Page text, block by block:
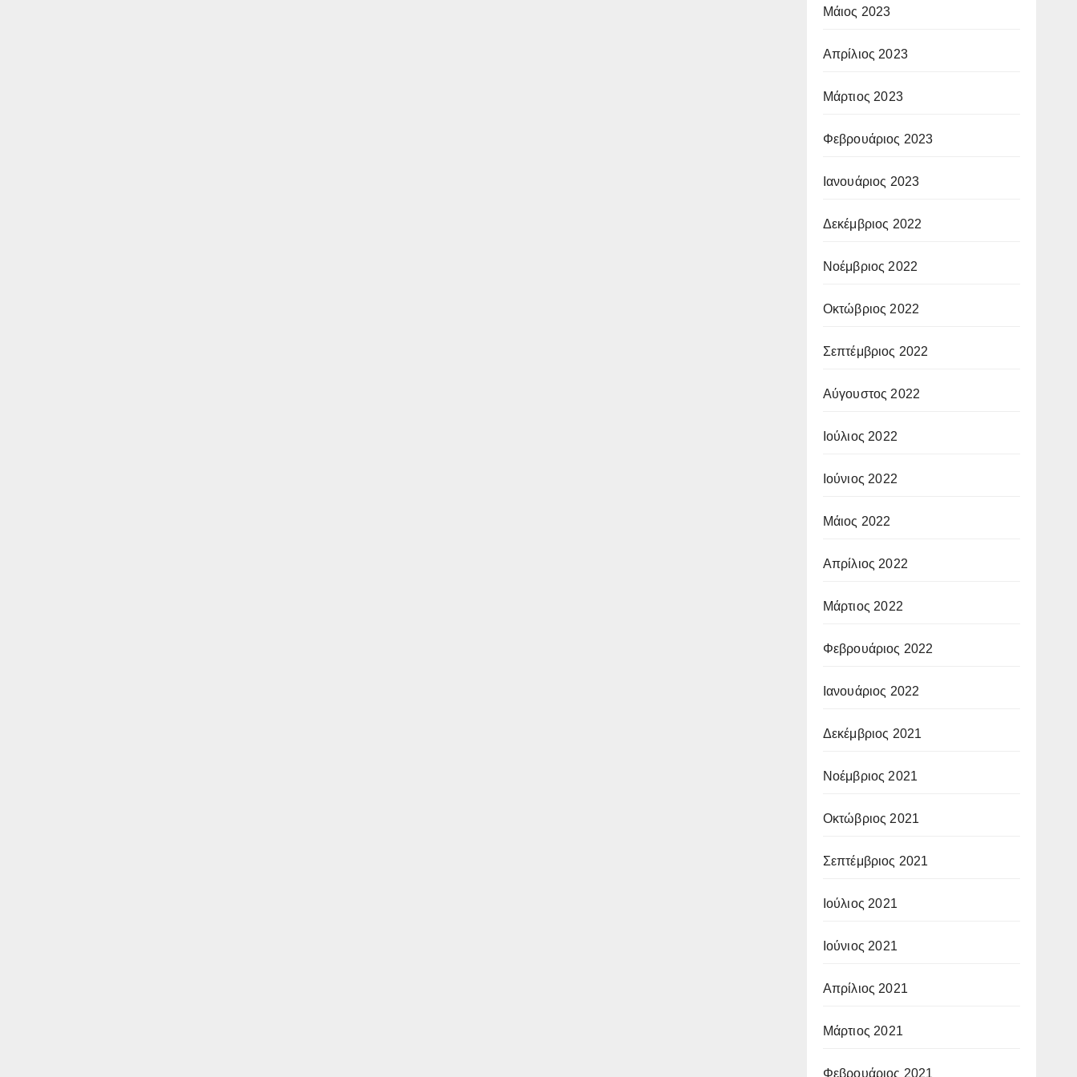
Μάιος 2023
Απρίλιος 2023
Μάρτιος 2023
Φεβρουάριος 2023
Ιανουάριος 2023
Δεκέμβριος 2022
Νοέμβριος 2022
Οκτώβριος 2022
Σεπτέμβριος 2022
Αύγουστος 2022
Ιούλιος 2022
Ιούνιος 2022
Μάιος 2022
Απρίλιος 2022
Μάρτιος 2022
Φεβρουάριος 2022
Ιανουάριος 2022
Δεκέμβριος 2021
Νοέμβριος 2021
Οκτώβριος 2021
Σεπτέμβριος 2021
Ιούλιος 2021
Ιούνιος 2021
Απρίλιος 2021
Μάρτιος 2021
Φεβρουάριος 2021